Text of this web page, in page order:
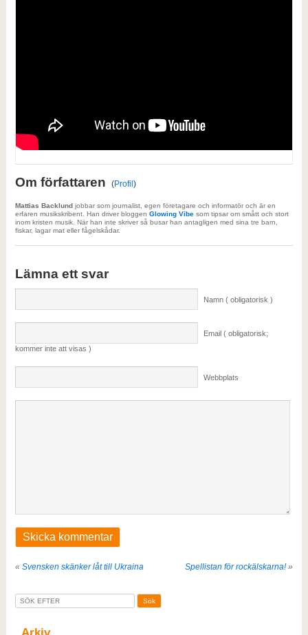
Om författaren (Profil )
Mattias Backlundjobbar som journalist, egen företagare och informatör och är en
erfaren musikskribent. Han driver bloggen Glowing Vibesom tipsar om smått och stort
inom kristen musik. När han inte skriver så busar han antagligen med sina tre barn,
fiskar, lagar mat eller fågelskådar.
Lämna ett svar
Namn ( obligatorisk )
Email ( obligatorisk;
kommer inte att visas )
Webbplats
« Svensken skänker låt till Ukraina Spellistan för rockälskarna!»
Arkiv